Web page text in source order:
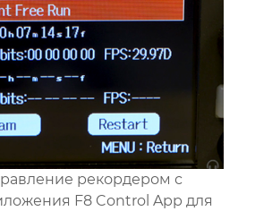
рекордером с
F8 Control App для